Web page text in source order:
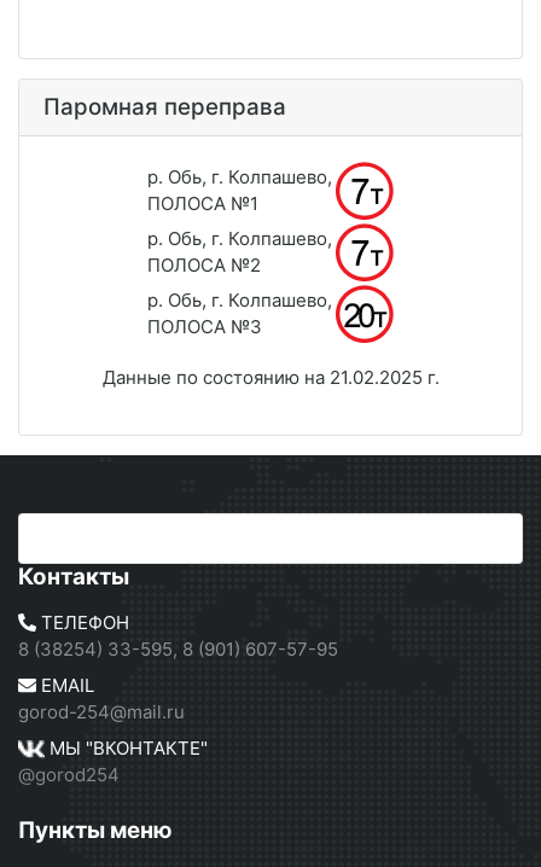
Паромная переправа
р. Обь, г. Колпашево,
ПОЛОСА №1
р. Обь, г. Колпашево,
ПОЛОСА №2
р. Обь, г. Колпашево,
ПОЛОСА №3
Данные по состоянию на 21.02.2025 г.
Контакты
ТЕЛЕФОН
8 (38254) 33-595, 8 (901) 607-57-95
EMAIL
gorod-254@mail.ru
МЫ "ВКОНТАКТЕ"
@gorod254
Пункты меню